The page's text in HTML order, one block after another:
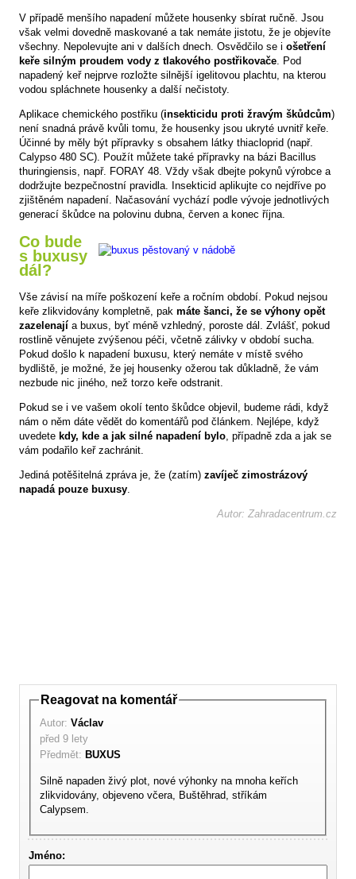
V případě menšího napadení můžete housenky sbírat ručně. Jsou
však velmi dovedně maskované a tak nemáte jistotu, že je objevíte
všechny. Nepolevujte ani v dalších dnech. Osvědčilo se i ošetření
keře silným proudem vody z tlakového postřikovače . Pod
napadený keř nejprve rozložte silnější igelitovou plachtu, na kterou
vodou spláchnete housenky a další nečistoty.
Aplikace chemického postřiku (insekticidu proti žravým škůdcům)
není snadná právě kvůli tomu, že housenky jsou ukryté uvnitř keře.
Účinné by měly být přípravky s obsahem látky thiacloprid (např.
Calypso 480 SC). Použít můžete také přípravky na bázi Bacillus
thuringiensis, např. FORAY 48. Vždy však dbejte pokynů výrobce a
dodržujte bezpečnostní pravidla. Insekticid aplikujte co nejdříve po
zjištěném napadení. Načasování vychází podle vývoje jednotlivých
generací škůdce na polovinu dubna, červen a konec října.
Co bude
s buxusy
dál?
Vše závisí na míře poškození keře a ročním období. Pokud nejsou
keře zlikvidovány kompletně, pak máte šanci, že se výhony opět
zazelenají a buxus, byť méně vzhledný, poroste dál. Zvlášť, pokud
rostlině věnujete zvýšenou péči, včetně zálivky v období sucha.
Pokud došlo k napadení buxusu, který nemáte v místě svého
bydliště, je možné, že jej housenky ožerou tak důkladně, že vám
nezbude nic jiného, než torzo keře odstranit.
Pokud se i ve vašem okolí tento škůdce objevil, budeme rádi, když
nám o něm dáte vědět do komentářů pod článkem. Nejlépe, když
uvedete kdy, kde a jak silné napadení bylo, případně zda a jak se
vám podařilo keř zachránit.
Jediná potěšitelná zpráva je, že (zatím) zavíječ zimostrázový
napadá pouze buxusy.
Autor: Zahradacentrum.cz
Reagovat na komentář
Autor: Václav
před 9 lety
Předmět: BUXUS
Silně napaden živý plot, nové výhonky na mnoha keřích
zlikvidovány, objeveno včera, Buštěhrad, stříkám
Calypsem.
Jméno: